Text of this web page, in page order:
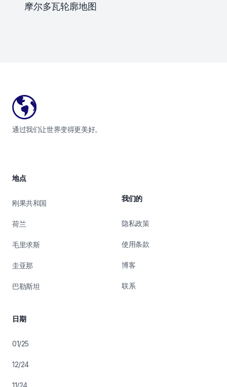
摩尔多瓦轮廓地图
通过我们让世界变得更美好。
地点
刚果共和国
荷兰
毛里求斯
圭亚那
巴勒斯坦
日期
01/25
12/24
11/24
我们的
隐私政策
使用条款
博客
联系